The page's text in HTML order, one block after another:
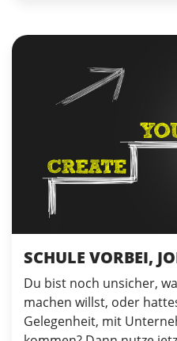
SCHULE VORBEI,
Du bist noch unsicher,
machen willst, oder
Gelegenheit, mit